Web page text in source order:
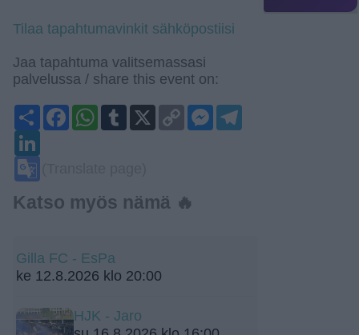
Tilaa tapahtumavinkit sähköpostiisi
Jaa tapahtuma valitsemassasi
palvelussa / share this event on:
ShareFacebookWhatsApp
Tumblr
X
Copy
Link
Messenger
Katso myös nämä 🔥
Gilla FC - EsPa
ke 12.8.2026 klo 20:00
HJK - Jaro